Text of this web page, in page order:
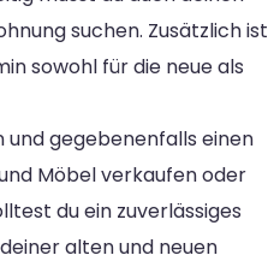
suchen. Zusätzlich ist
sowohl für die neue als
gegebenenfalls einen
Möbel verkaufen oder
du ein zuverlässiges
alten und neuen